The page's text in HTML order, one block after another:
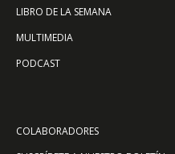
LIBRO DE LA SEMANA
MULTIMEDIA
PODCAST
COLABORADORES